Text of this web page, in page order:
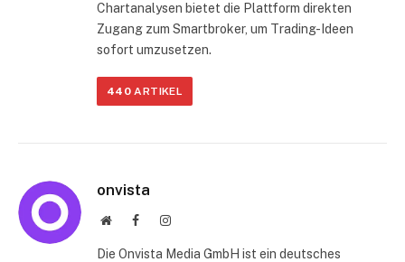
Chartanalysen bietet die Plattform direkten
Zugang zum Smartbroker, um Trading-Ideen
sofort umzusetzen.
440 ARTIKEL
onvista
WebsiteFacebookInstagram
Die Onvista Media GmbH ist ein deutsches